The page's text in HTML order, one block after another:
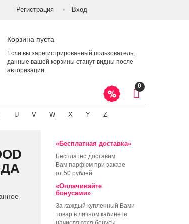
Регистрация Вход
Корзина пуста
Если вы зарегистрированный пользователь,
данные вашей корзины станут видны после
авторизации
0
U V W X Y Z
«Бесплатная доставка»
Бесплатно доставим
Вам парфюм при заказе
от 50 рублей
«Оплачивайте
бонусами»
За каждый купленный Вами
товар в личном кабинете